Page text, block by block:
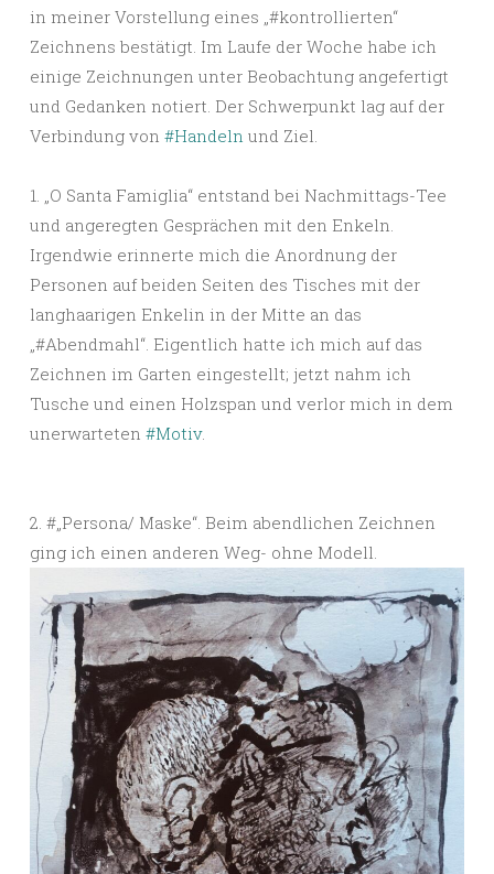
in meiner Vorstellung eines „#kontrollierten“
Zeichnens bestätigt. Im Laufe der Woche habe ich
einige Zeichnungen unter Beobachtung angefertigt
und Gedanken notiert. Der Schwerpunkt lag auf der
Verbindung von #Handeln und Ziel.
1. „O Santa Famiglia“ entstand bei Nachmittags-Tee
und angeregten Gesprächen mit den Enkeln.
Irgendwie erinnerte mich die Anordnung der
Personen auf beiden Seiten des Tisches mit der
langhaarigen Enkelin in der Mitte an das
„#Abendmahl“. Eigentlich hatte ich mich auf das
Zeichnen im Garten eingestellt; jetzt nahm ich
Tusche und einen Holzspan und verlor mich in dem
unerwarteten #Motiv.
2. #„Persona/ Maske“. Beim abendlichen Zeichnen
ging ich einen anderen Weg- ohne Modell.